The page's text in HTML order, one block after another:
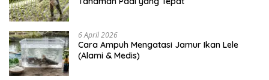
6 April 2026
Cara Ampuh Mengatasi Jamur Ikan Lele
(Alami & Medis)